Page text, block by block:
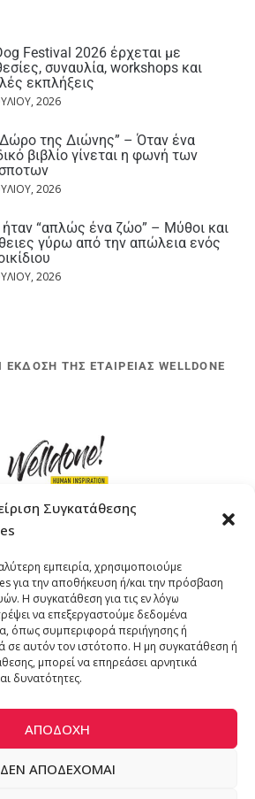
Συγκατάθεσης
εμπειρία, χρησιμοποιούμε
για την αποθήκευση ή/και την πρόσβαση
Η συγκατάθεση για τις εν λόγω
να επεξεργαστούμε δεδομένα
όπως συμπεριφορά περιήγησης ή
σε αυτόν τον ιστότοπο. Η μη συγκατάθεση ή
μπορεί να επηρεάσει αρνητικά
δυνατότητες.
ΑΠΟΔΟΧΉ
ΔΕΝ ΑΠΟΔΈΧΟΜΑΙ
Festival 2026 έρχεται με
συναυλία, workshops και
εκπλήξεις
2026
της Διώνης” – Όταν ένα
βιβλίο γίνεται η φωνή των
2026
“απλώς ένα ζώο” – Μύθοι και
γύρω από την απώλεια ενός
2026
ΤΗΣ ΕΤΑΙΡΕΙΑΣ WELLDONE